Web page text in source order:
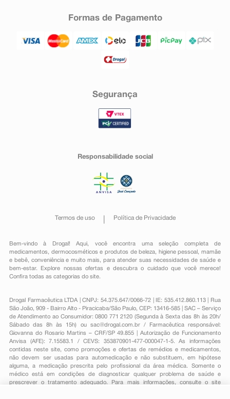
Formas de Pagamento
Segurança
Responsabilidade social
Termos de uso Política de Privacidade
Bem-vindo à Drogal! Aqui, você encontra uma seleção completa de
medicamentos , dermocosméticos e produtos de beleza, higiene pessoal ,mamãe
e bebê, conveniênciae muito mais, para atender suas necessidades de saúde e
bem-estar. Explore nossas ofertas e descubra o cuidado que você merece!
Confira todas as categorias do site.
Drogal Farmacêutica LTDA | CNPJ: 54.375.647/0066-72 | IE: 535.412.860.113 | Rua
São João, 909 - Bairro Alto - Piracicaba/São Paulo, CEP: 13416-585 | SAC – Serviço
de Atendimento ao Consumidor: 0800 771 2120 (Segunda à Sexta das 8h às 20h/
Sábado das 8h às 15h) ou sac@drogal.com.br/ Farmacêutica responsável:
Giovanna do Rosario Martins – CRF/SP 49.855 | Autorização de Funcionamento
Anvisa (AFE): 7.15583.1 / CEVS: 353870901-477-000047-1-5. As informações
contidas neste site, como promoções e ofertas de remédios e medicamentos,
não devem ser usadas para automedicação e não substituem, em hipótese
alguma, a medicação prescrita pelo profissional da área médica. Somente o
médico está em condições de diagnosticar qualquer problema de saúde e
prescrever o tratamento adequado. Para mais informações, consulte o site